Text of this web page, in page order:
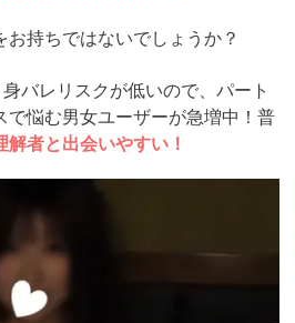
持ちではないでしょうか？
バレリスクが低いので、パート
で悩む男女ユーザーが急増中！普
解者と出会いやすい！